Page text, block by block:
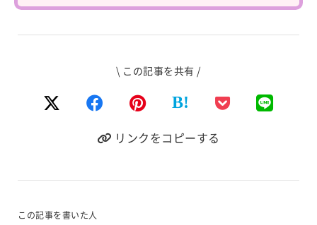
\ この記事を共有 /
B!
リンクをコピーする
この記事を書いた人